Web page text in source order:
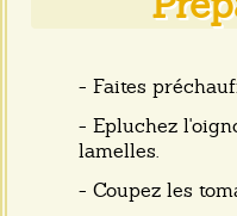
- Faites
- Epluchez
lamelles.
- Coupez les